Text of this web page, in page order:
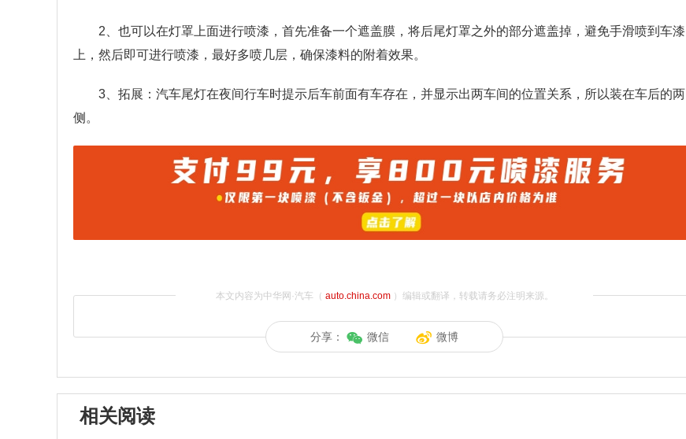
2、也可以在灯罩上面进行喷漆，首先准备一个遮盖膜，将后尾灯罩之外的部分遮盖掉，避免手滑喷到车漆
上，然后即可进行喷漆，最好多喷几层，确保漆料的附着效果。
3、拓展：汽车尾灯在夜间行车时提示后车前面有车存在，并显示出两车间的位置关系，所以装在车后的两
侧。
本文内容为中华网·汽车（ auto.china.com）编辑或翻译，转载请务必注明来源。
分享： 微信 微博
相关阅读